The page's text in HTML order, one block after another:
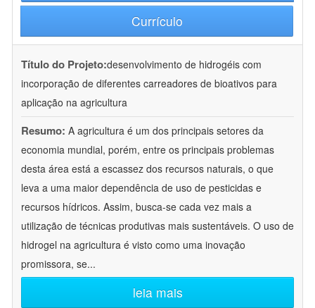
Currículo
Título do Projeto:desenvolvimento de hidrogéis com
incorporação de diferentes carreadores de bioativos para
aplicação na agricultura
Resumo: A agricultura é um dos principais setores da
economia mundial, porém, entre os principais problemas
desta área está a escassez dos recursos naturais, o que
leva a uma maior dependência de uso de pesticidas e
recursos hídricos. Assim, busca-se cada vez mais a
utilização de técnicas produtivas mais sustentáveis. O uso de
hidrogel na agricultura é visto como uma inovação
promissora, se...
leia mais